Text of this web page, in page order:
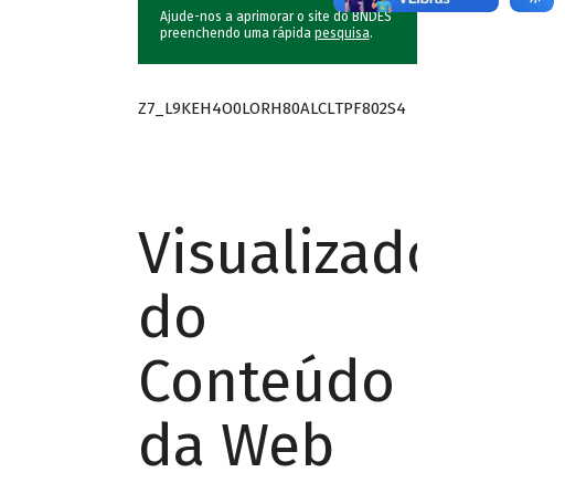
Ajude-nos a aprimorar o site do BNDES
preenchendo uma rápida pesquisa.
Z7_L9KEH4O0LORH80ALCLTPF802S4
Visualizador
do
Conteúdo
da Web